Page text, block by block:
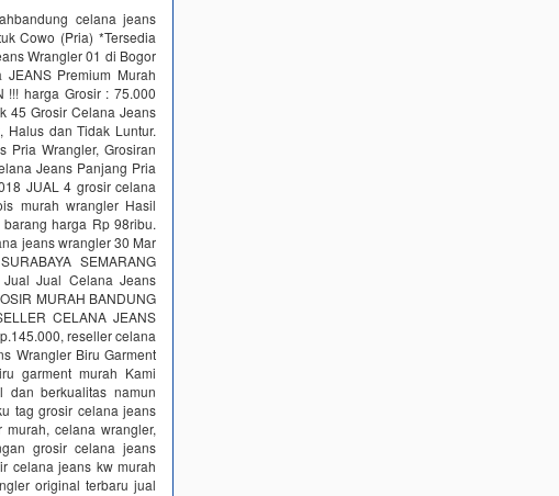
celana jeans
Cowo (Pria) *Tersedia
Wrangler 01 di Bogor
Premium Murah
!!! harga Grosir : 75.000
45 Grosir Celana Jeans
Halus dan Tidak Luntur.
Pria Wrangler, Grosiran
Jeans Panjang Pria
JUAL 4 grosir celana
murah wrangler Hasil
harga Rp 98ribu.
jeans wrangler 30 Mar
SEMARANG
Jual Jual Celana Jeans
MURAH BANDUNG
CELANA JEANS
reseller celana
Wrangler Biru Garment
garment murah Kami
dan berkualitas namun
tag grosir celana jeans
celana wrangler,
grosir celana jeans
celana jeans kw murah
original terbaru jual